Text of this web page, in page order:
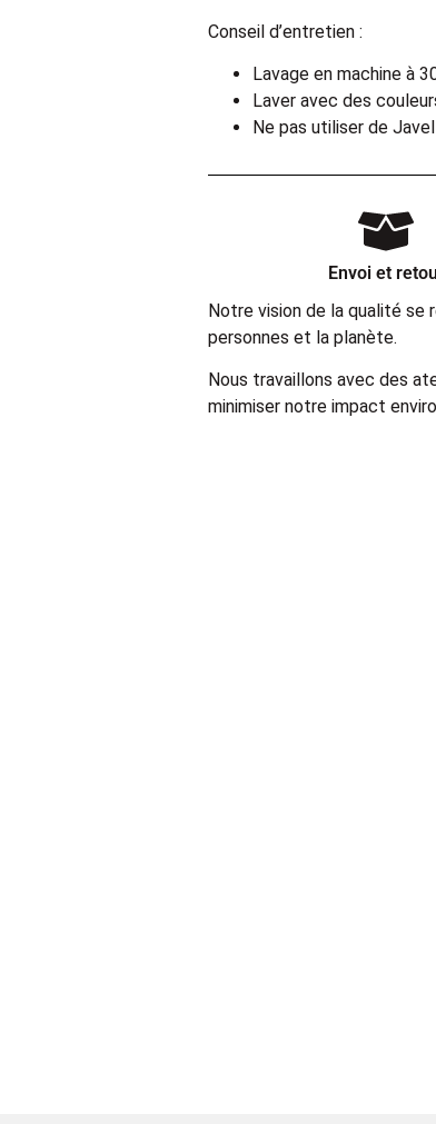
Conseil d’entretien :
Lavage en machine à
Laver avec des
Ne pas utiliser de Javel
Envoi et
Notre vision de la qualité se
personnes et la planète.
Nous travaillons avec des
minimiser notre impact